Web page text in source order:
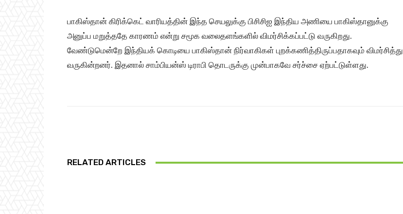
பாகிஸ்தான் கிரிக்கெட் வாரியத்தின் இந்த செயலுக்கு பிசிசிஐ இந்திய அணியை பாகிஸ்தானுக்கு
அனுப்ப மறுத்ததே காரணம் என்று சமூக வலைதளங்களில் விமர்சிக்கப்பட்டு வருகிறது.
வேண்டுமென்றே இந்தியக் கொடியை பாகிஸ்தான் நிர்வாகிகள் புறக்கணித்திருப்பதாகவும் விமர்சித்து
வருகின்றனர். இதனால் சாம்பியன்ஸ் டிராபி தொடருக்கு முன்பாகவே சர்ச்சை ஏற்பட்டுள்ளது.
RELATED ARTICLES